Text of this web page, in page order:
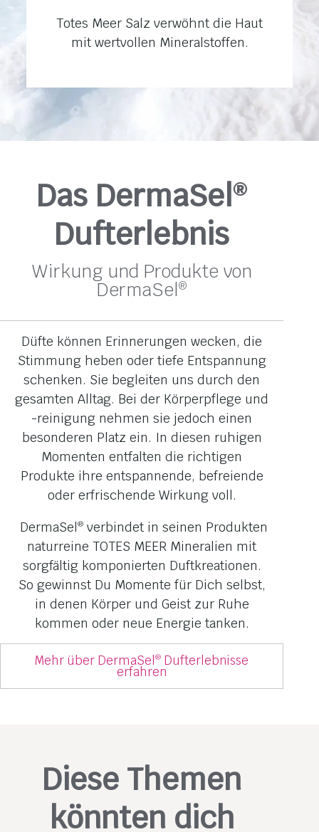
Totes Meer Salz verwöhnt die Haut
mit wertvollen Mineralstoffen.
Das DermaSel ®
Dufterlebnis
Wirkung und Produkte von
DermaSel®
Düfte können Erinnerungen wecken, die
Stimmung heben oder tiefe Entspannung
schenken. Sie begleiten uns durch den
gesamten Alltag. Bei der Körperpflege und
-reinigung nehmen sie jedoch einen
besonderen Platz ein. In diesen ruhigen
Momenten entfalten die richtigen
Produkte ihre entspannende, befreiende
oder erfrischende Wirkung voll.
DermaSel®verbindet in seinen Produkten
naturreine TOTES MEER Mineralien mit
sorgfältig komponierten Duftkreationen.
So gewinnst Du Momente für Dich selbst,
in denen Körper und Geist zur Ruhe
kommen oder neue Energie tanken.
Mehr über DermaSel ® Dufterlebnisse
erfahren
Diese Themen
könnten dich